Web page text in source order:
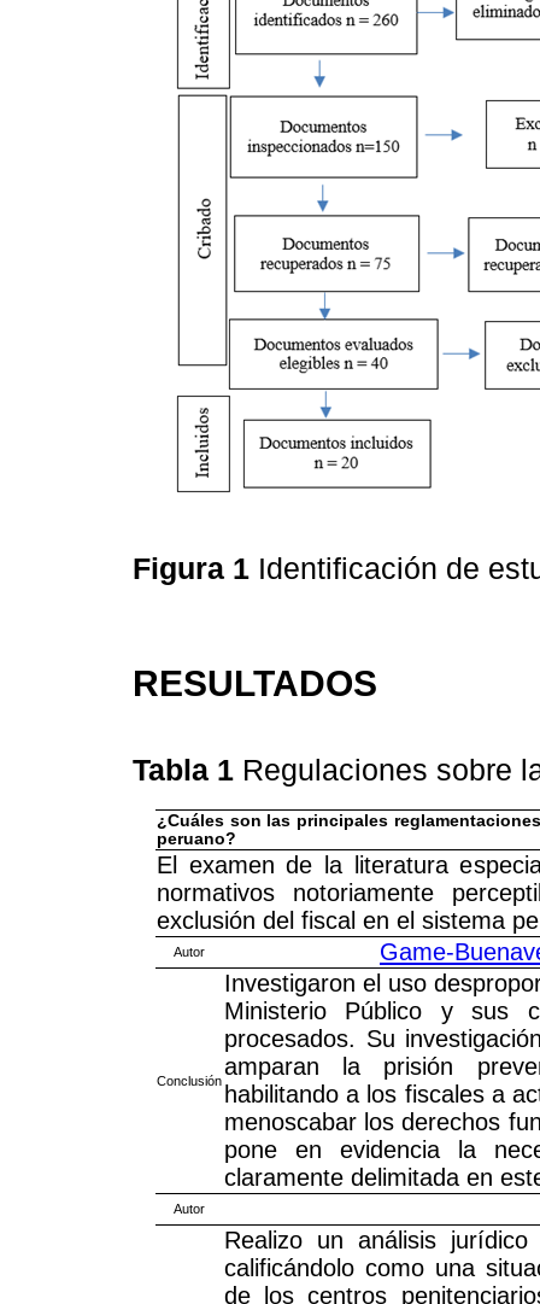
Figura 1 Identificación de
RESULTADOS
Tabla 1 Regulaciones sobre
¿Cuáles son las principales
peruano?
El examen de la literatura
normativos notoriamente
exclusión del fiscal en el sistema
Autor Game-
Conclusión
Investigaron el uso
Ministerio Público y sus
procesados. Su
amparan la prisión
habilitando a los fiscales a
menoscabar los derechos
pone en evidencia la
claramente delimitada en
Autor
Realizo un análisis
calificándolo como una
de los centros